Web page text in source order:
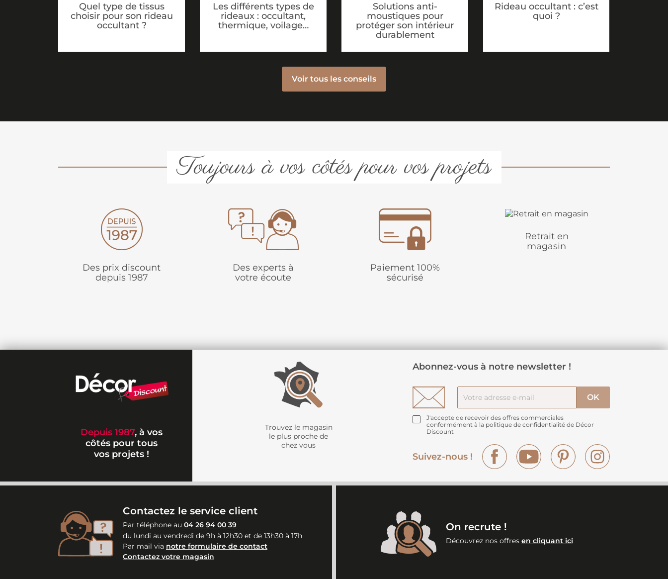
Quel type de tissus
choisir pour son rideau
occultant ?
Les différents types de
rideaux : occultant,
thermique, voilage…
Solutions anti-
moustiques pour
protéger son intérieur
durablement
Rideau occultant : c’est
quoi ?
Voir tous les conseils
Toujours à vos côtés pour vos projets
Des prix discount
depuis 1987
Des experts à
votre écoute
Paiement 100%
sécurisé
Retrait en
magasin
Depuis 1987, à vos
côtés pour tous
vos projets !
Trouvez le magasin
le plus proche de
chez vous
Abonnez-vous à notre newsletter !
J'accepte de recevoir des offres commerciales
conformément à la politique de confidentialité de Décor
Discount
Suivez-nous !
Facebook YouTube Pinterest
Contactez le service client
Par téléphone au 04 26 94 00 39
du lundi au vendredi de 9h à 12h30 et de 13h30 à 17h
Par mail via notre formulaire de contact
Contactez votre magasin
On recrute !
Découvrez nos offres en cliquant ici